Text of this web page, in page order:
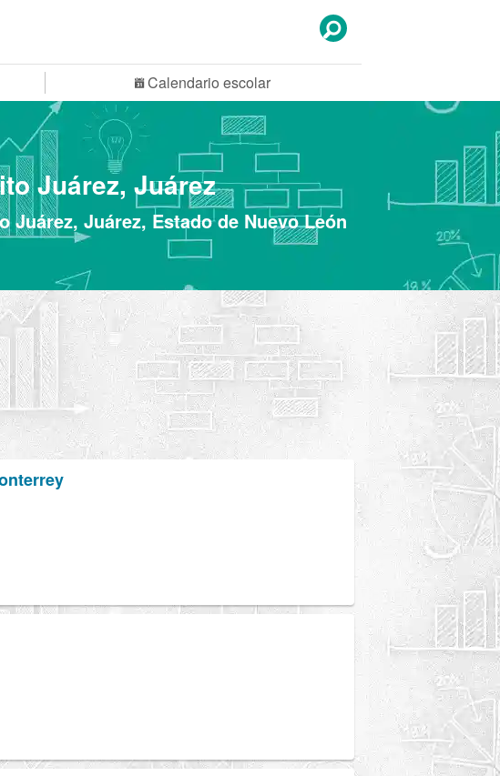
Calendario escolar
Juárez, Juárez
Juárez, Estado de Nuevo León